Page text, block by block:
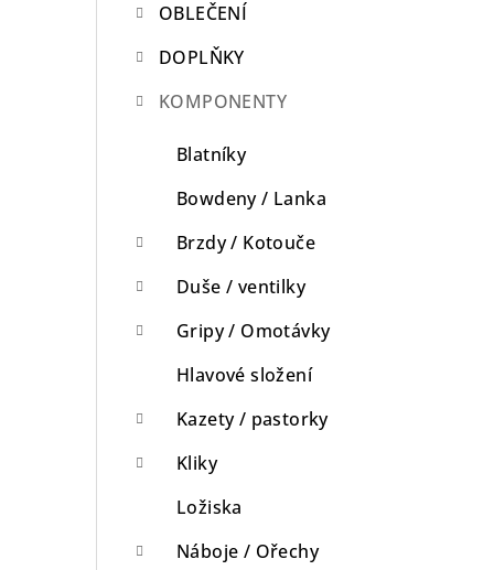
OBLEČENÍ
DOPLŇKY
KOMPONENTY
Blatníky
Bowdeny / Lanka
Brzdy / Kotouče
Duše / ventilky
Gripy / Omotávky
Hlavové složení
Kazety / pastorky
Kliky
Ložiska
Náboje / Ořechy